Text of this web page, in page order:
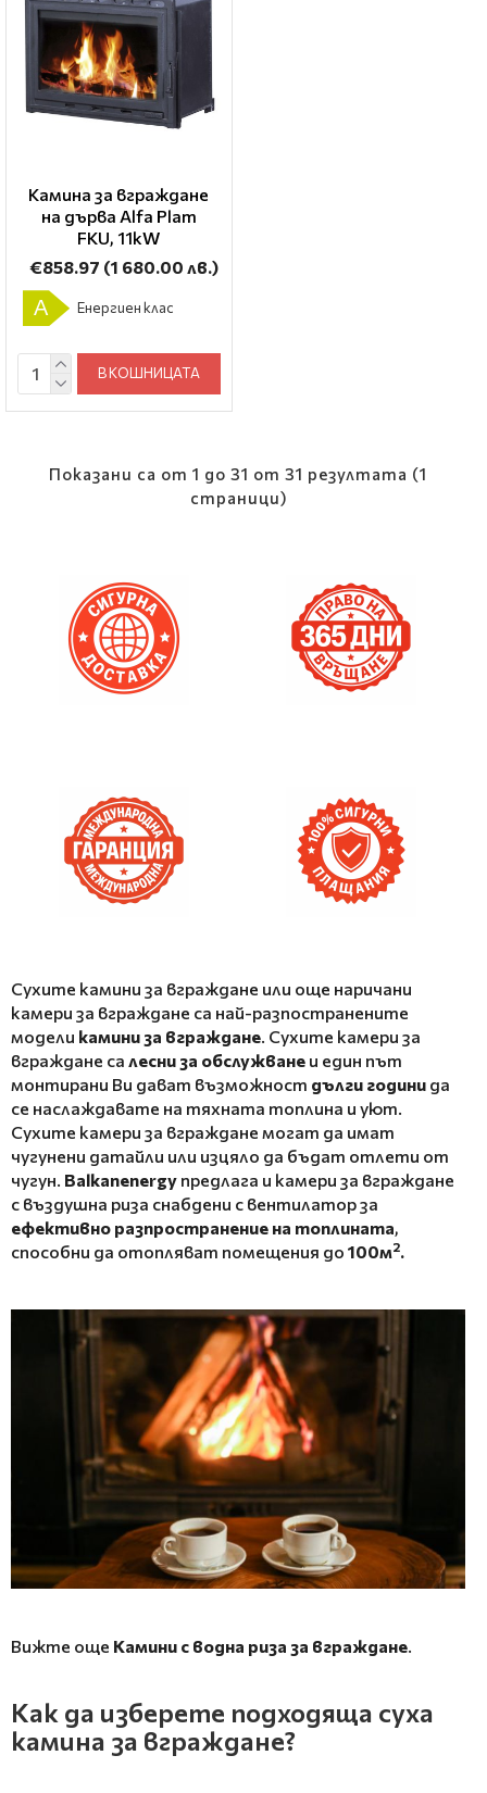
Камина за вграждане
на дърва Alfa Plam
FKU, 11kW
€858.97 (1 680.00 лв.)
A Енергиен клас
В КОШНИЦАТА
Показани са от 1 до 31 от 31 резултата (1
страници)
Сухите камини за вграждане или още наричани
камери за вграждане са най-разпостранените
модели камини за вграждане . Сухите камери за
вграждане са лесни за обслужване и един път
монтирани Ви дават възможност дълги години да
се наслаждавате на тяхната топлина и уют.
Сухите камери за вграждане могат да имат
чугунени датайли или изцяло да бъдат отлети от
чугун. Balkanenergy предлага и камери за вграждане
с въздушна риза снабдени с вентилатор за
ефективно разпространение на топлината,
способни да отопляват помещения до 100м2.
Вижте още Камини с водна риза за вграждане.
Как да изберете подходяща суха
камина за вграждане?